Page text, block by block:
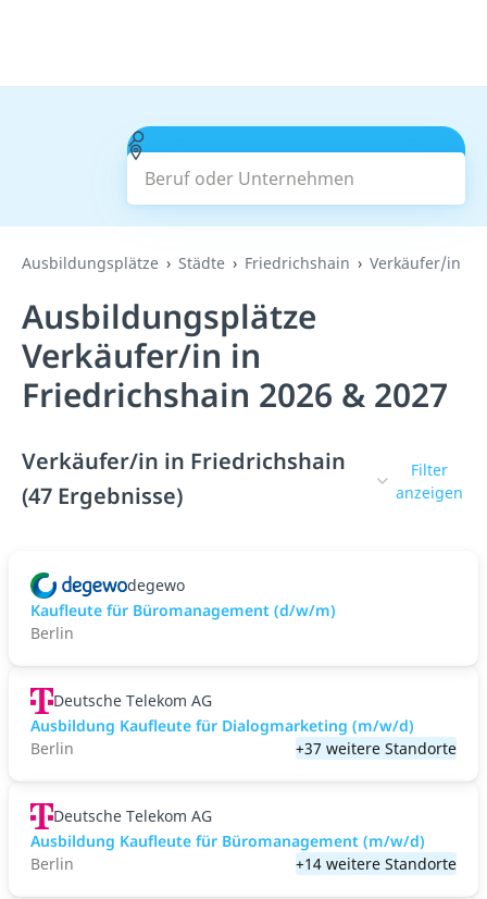
Beruf oder Unternehmen
Suchen
Ausbildungsplätze Städte Friedrichshain Verkäufer/in
Ausbildungsplätze
Verkäufer/in in
Friedrichshain 2026 & 2027
Verkäufer/in in Friedrichshain
(47 Ergebnisse)
Filter
anzeigen
degewo
Kaufleute für Büromanagement (d/w/m)
Berlin
Deutsche Telekom AG
Ausbildung Kaufleute für Dialogmarketing (m/w/d)
Berlin
+37 weitere Standorte
Deutsche Telekom AG
Ausbildung Kaufleute für Büromanagement (m/w/d)
Berlin
+14 weitere Standorte